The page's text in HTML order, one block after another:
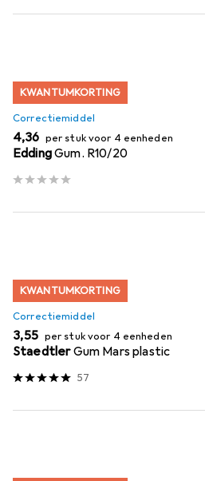
KWANTUMKORTING
Correctiemiddel
EUR
4,36 per stuk voor 4 eenheden
EddingGum. R10/20
KWANTUMKORTING
Correctiemiddel
EUR
3,55 per stuk voor 4 eenheden
StaedtlerGum Mars plastic
57